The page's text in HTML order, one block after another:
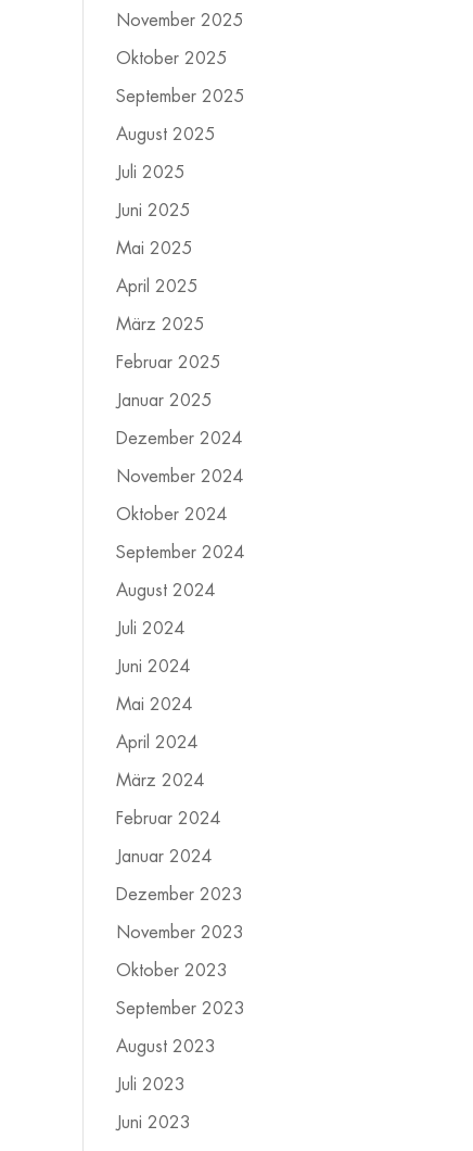
November 2025
Oktober 2025
September 2025
August 2025
Juli 2025
Juni 2025
Mai 2025
April 2025
März 2025
Februar 2025
Januar 2025
Dezember 2024
November 2024
Oktober 2024
September 2024
August 2024
Juli 2024
Juni 2024
Mai 2024
April 2024
März 2024
Februar 2024
Januar 2024
Dezember 2023
November 2023
Oktober 2023
September 2023
August 2023
Juli 2023
Juni 2023